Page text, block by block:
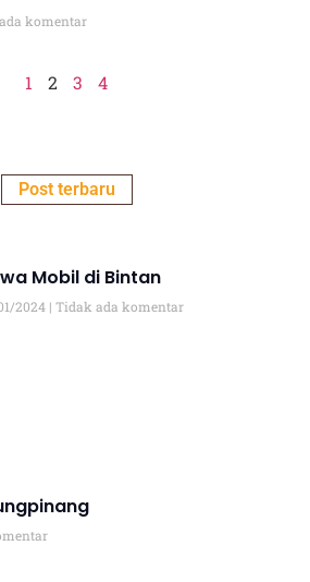
komentar
1 2 3 4
Post terbaru
Mobil di Bintan
2024 Tidak ada komentar